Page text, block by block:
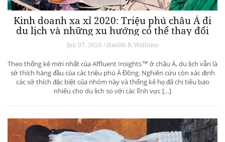
Kinh doanh xa xỉ 2020: Triệu phú châu Á đi
du lịch và những xu hướng có thể thay đổi
ngành du lịch thượng lưu
Jan 07, 2020 / Health & Wellness
Theo thống kê mới nhất của Affluent Insights™ ở châu Á, du lịch vẫn là
sở thích hàng đầu của các triệu phú Á Đông. Nghiên cứu còn xác định
các sở thích đặc biệt của nhóm này và thống kê họ đã chi tiêu bao
nhiêu cho du lịch so với các lĩnh vực […]